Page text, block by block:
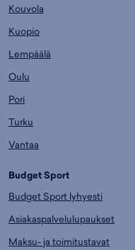
Kouvola
Kuopio
Lempäälä
Oulu
Pori
Turku
Vantaa
Budget Sport
Budget Sport lyhyesti
Asiakaspalvelulupaukset
Maksu- ja toimitustavat